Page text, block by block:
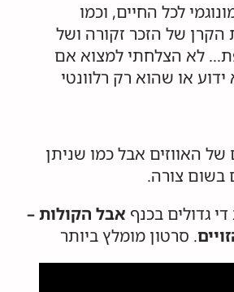
לכל החיים, וכמו
של הזכר זקורה ושל
לא הצלחתי למצוא אם
או שהוא רק רלוונטי
האווזים אבל כמו שניתן
בשום צורה.
גדולים בכנף אבל הקולות –
. סרטון מומלץ ביותר